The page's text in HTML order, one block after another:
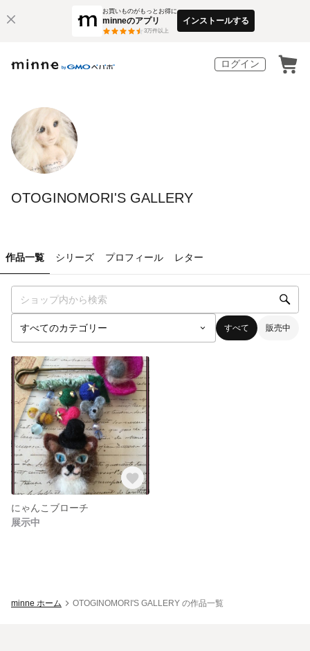
お買いものがもっとお得に
minneのアプリ
3万件以上
インストールする
ログイン
OTOGINOMORI'S GALLERY
作品一覧 シリーズ プロフィール レター
すべて 販売中
にゃんこブローチ
展示中
minne ホーム OTOGINOMORI'S GALLERY の作品一覧